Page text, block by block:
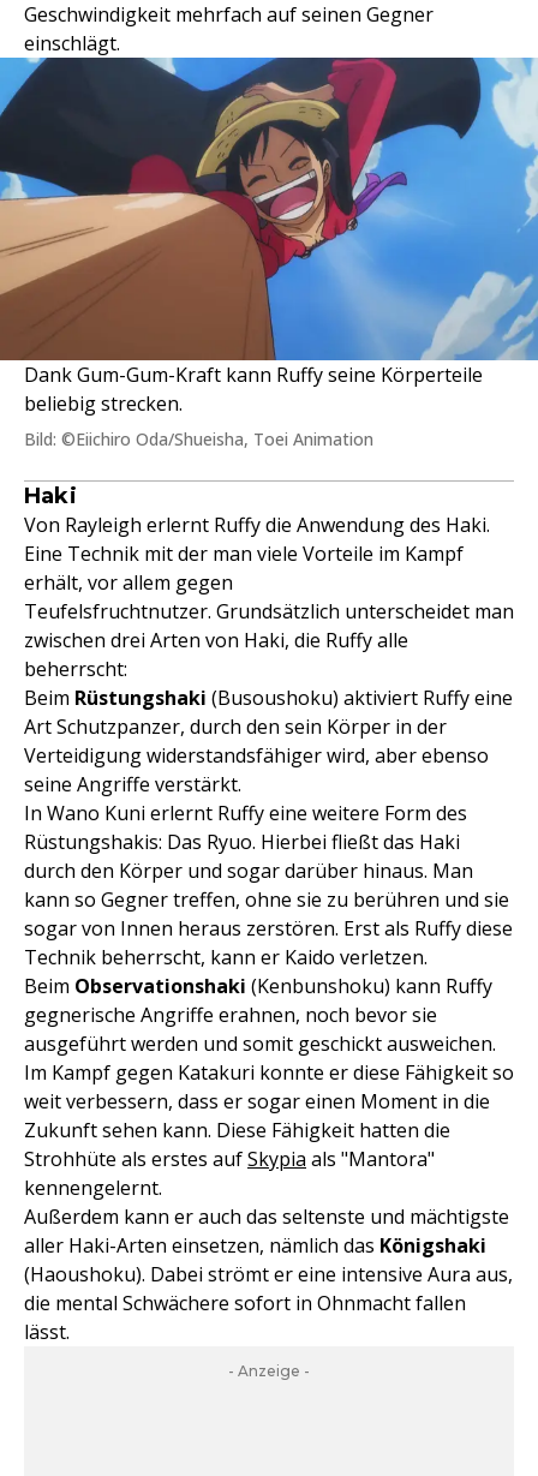
Geschwindigkeit mehrfach auf seinen Gegner
einschlägt.
Dank Gum-Gum-Kraft kann Ruffy seine Körperteile
beliebig strecken.
Bild: ©Eiichiro Oda/Shueisha, Toei Animation
Haki
Von Rayleigh erlernt Ruffy die Anwendung des Haki.
Eine Technik mit der man viele Vorteile im Kampf
erhält, vor allem gegen
Teufelsfruchtnutzer. Grundsätzlich unterscheidet man
zwischen drei Arten von Haki, die Ruffy alle
beherrscht:
Beim Rüstungshaki (Busoushoku) aktiviert Ruffy eine
Art Schutzpanzer, durch den sein Körper in der
Verteidigung widerstandsfähiger wird, aber ebenso
seine Angriffe verstärkt.
In Wano Kuni erlernt Ruffy eine weitere Form des
Rüstungshakis: Das Ryuo. Hierbei fließt das Haki
durch den Körper und sogar darüber hinaus. Man
kann so Gegner treffen, ohne sie zu berühren und sie
sogar von Innen heraus zerstören. Erst als Ruffy diese
Technik beherrscht, kann er Kaido verletzen.
Beim Observationshaki (Kenbunshoku) kann Ruffy
gegnerische Angriffe erahnen, noch bevor sie
ausgeführt werden und somit geschickt ausweichen.
Im Kampf gegen Katakuri konnte er diese Fähigkeit so
weit verbessern, dass er sogar einen Moment in die
Zukunft sehen kann. Diese Fähigkeit hatten die
Strohhüte als erstes aufSkypia als "Mantora"
kennengelernt.
Außerdem kann er auch das seltenste und mächtigste
aller Haki-Arten einsetzen, nämlich das Königshaki
(Haoushoku). Dabei strömt er eine intensive Aura aus,
die mental Schwächere sofort in Ohnmacht fallen
lässt.
- Anzeige -